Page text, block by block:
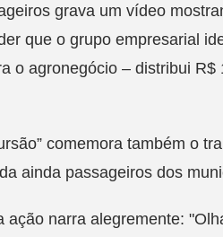
grava um vídeo
que o grupo empresarial
o agronegócio – distribui
comemora também o
ainda passageiros dos
ação narra alegremente: